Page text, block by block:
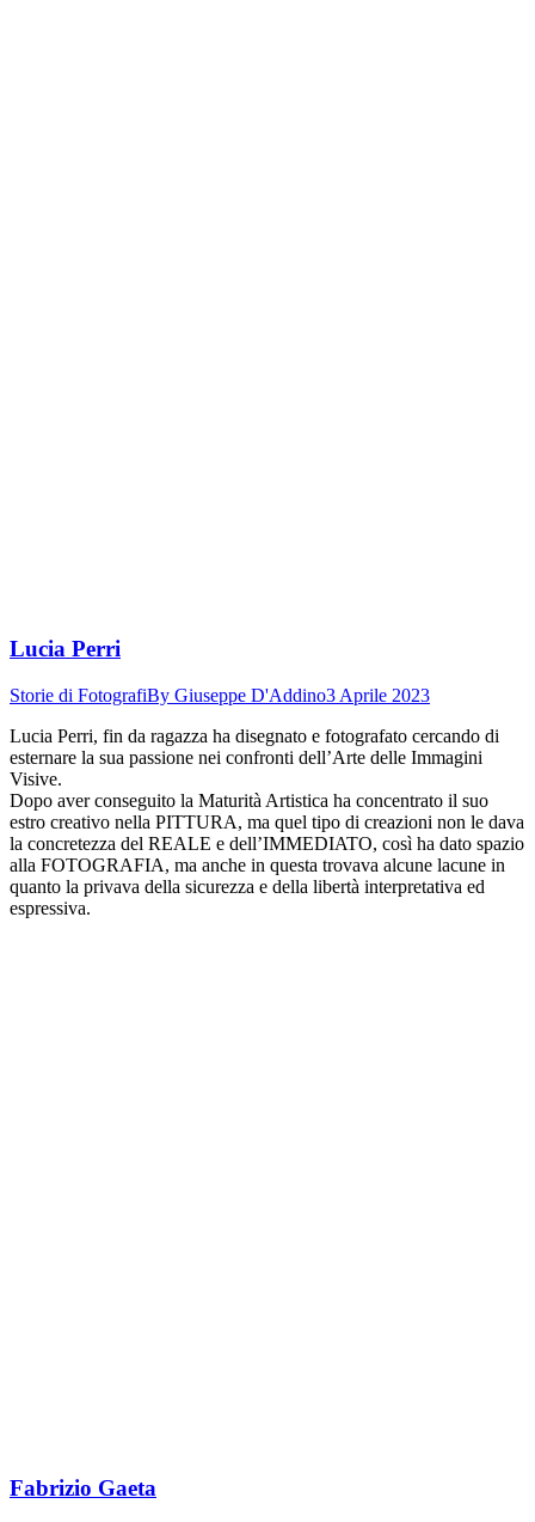
Lucia Perri
Storie di FotografiBy Giuseppe D'Addino3 Aprile 2023
Lucia Perri, fin da ragazza ha disegnato e fotografato cercando di
esternare la sua passione nei confronti dell’Arte delle Immagini
Visive.
Dopo aver conseguito la Maturità Artistica ha concentrato il suo
estro creativo nella PITTURA, ma quel tipo di creazioni non le dava
la concretezza del REALE e dell’IMMEDIATO, così ha dato spazio
alla FOTOGRAFIA, ma anche in questa trovava alcune lacune in
quanto la privava della sicurezza e della libertà interpretativa ed
espressiva.
Fabrizio Gaeta